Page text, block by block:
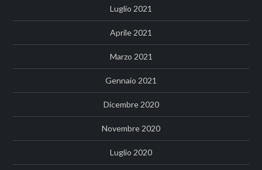
Luglio 2021
Aprile 2021
Marzo 2021
Gennaio 2021
Dicembre 2020
Novembre 2020
Luglio 2020